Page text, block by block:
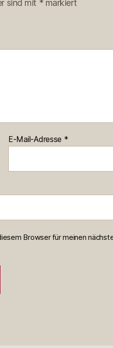
sind mit * markiert
E-Mail-Adresse *
Browser für meinen